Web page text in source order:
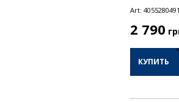
Art: 4055280491
2 790
КУПИТЬ